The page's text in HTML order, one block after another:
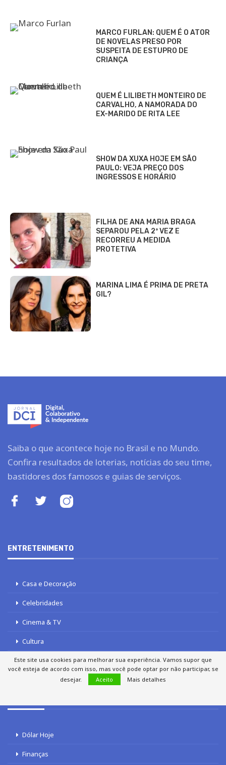
MARCO FURLAN: QUEM É O ATOR
DE NOVELAS PRESO POR
SUSPEITA DE ESTUPRO DE
CRIANÇA
QUEM É LILIBETH MONTEIRO DE
CARVALHO, A NAMORADA DO
EX-MARIDO DE RITA LEE
SHOW DA XUXA HOJE EM SÃO
PAULO: VEJA PREÇO DOS
INGRESSOS E HORÁRIO
FILHA DE ANA MARIA BRAGA
SEPAROU PELA 2ª VEZ E
RECORREU A MEDIDA
PROTETIVA
MARINA LIMA É PRIMA DE PRETA
GIL?
Saiba o que acontece hoje no Brasil e no Mundo.
Confira resultados de loterias, notícias do seu time,
bastidores dos famosos e guias de serviços.
ENTRETENIMENTO
Casa e Decoração
Celebridades
Cinema & TV
Cultura
Gastronomia
Dólar Hoje
Finanças
Este site usa cookies para melhorar sua experiência. Vamos supor que
você esteja de acordo com isso, mas você pode optar por não participar, se
desejar.
Aceito Mais detalhes